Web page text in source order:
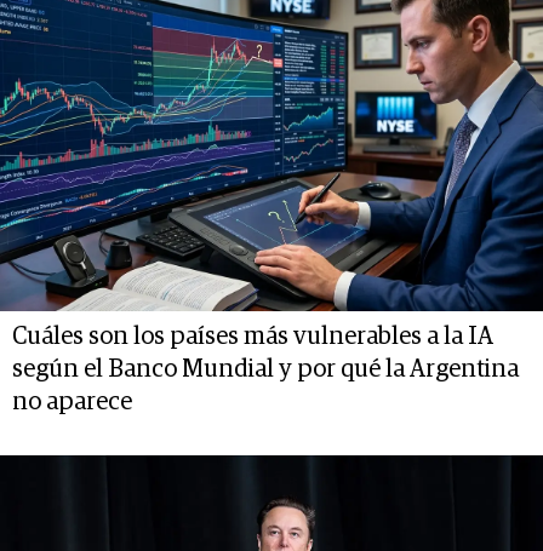
Cuáles son los países más vulnerables a la IA
según el Banco Mundial y por qué la Argentina
no aparece